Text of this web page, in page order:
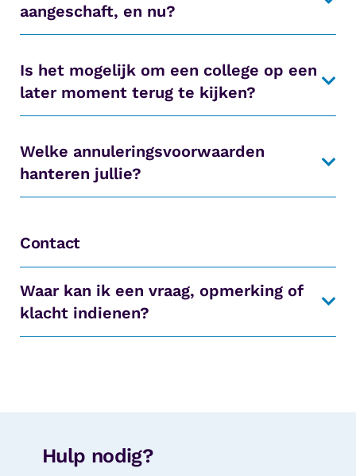
aangeschaft, en nu?
Is het mogelijk om een college op een
later moment terug te kijken?
Welke annuleringsvoorwaarden
hanteren jullie?
Contact
Waar kan ik een vraag, opmerking of
klacht indienen?
Hulp nodig?